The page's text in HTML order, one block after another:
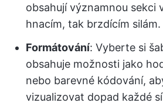
obsahují významnou sekci
hnacím, tak brzdícím silám.
Formátování: Vyberte si
obsahuje možnosti jako
nebo barevné kódování,
vizualizovat dopad každé